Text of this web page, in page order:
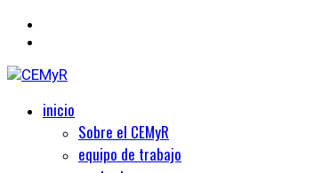
CEMyR
Centro de Estudios Medievales y Renacentistas
Primaryinicio
Sobre el CEMyR
equipo de trabajo